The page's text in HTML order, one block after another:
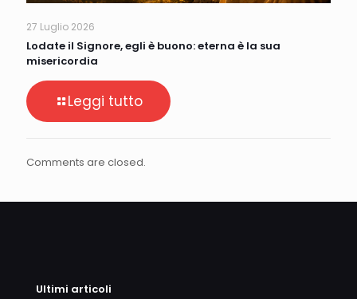
27 Luglio 2026
Lodate il Signore, egli è buono: eterna è la sua
misericordia
Leggi tutto
Comments are closed.
Ultimi articoli